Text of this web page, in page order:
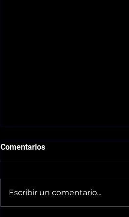
Horarios 30/05-31/05
Comentarios
Escribir un comentario...